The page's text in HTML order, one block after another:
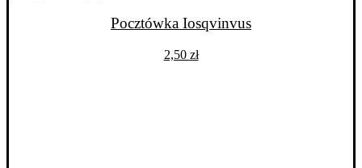
Pocztówka Iosqvinvus
2,50 zł